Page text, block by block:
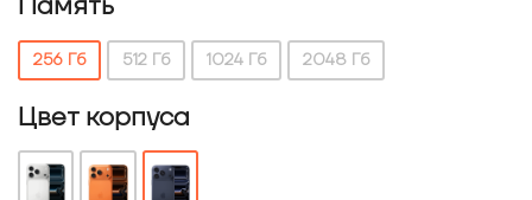
Память
256 Гб 512 Гб 1024 Гб 2048 Гб
Цвет корпуса